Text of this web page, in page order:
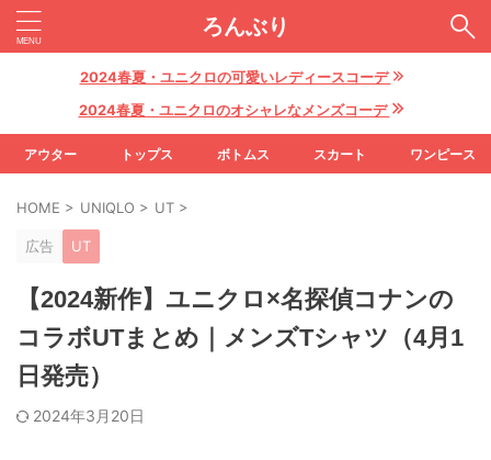
ろんぶり
2024春夏・ユニクロの可愛いレディースコーデ
2024春夏・ユニクロのオシャレなメンズコーデ
アウター トップス ボトムス スカート ワンピース
HOME > UNIQLO > UT >
広告 UT
【2024新作】ユニクロ×名探偵コナンの
コラボUTまとめ｜メンズTシャツ（4月1
日発売）
2024年3月20日